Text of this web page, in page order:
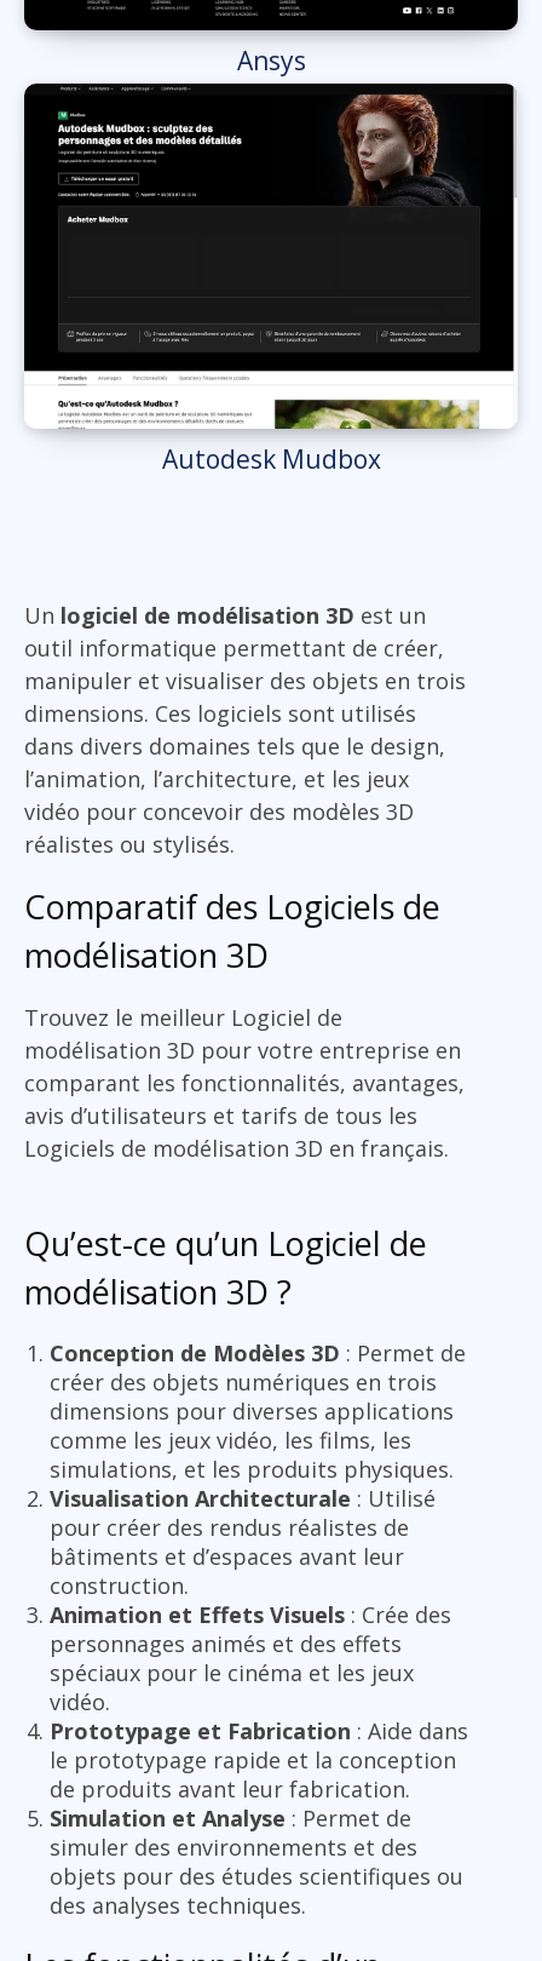
Ansys
Autodesk Mudbox
Un logiciel de modélisation 3D est un
outil informatique permettant de créer,
manipuler et visualiser des objets en trois
dimensions. Ces logiciels sont utilisés
dans divers domaines tels que le design,
l’animation, l’architecture, et les jeux
vidéo pour concevoir des modèles 3D
réalistes ou stylisés.
Comparatif des Logiciels de
modélisation 3D
Trouvez le meilleur Logiciel de
modélisation 3D pour votre entreprise en
comparant les fonctionnalités, avantages,
avis d’utilisateurs et tarifs de tous les
Logiciels de modélisation 3D en français.
Qu’est-ce qu’un Logiciel de
modélisation 3D ?
Conception de Modèles 3D : Permet de
créer des objets numériques en trois
dimensions pour diverses applications
comme les jeux vidéo, les films, les
simulations, et les produits physiques.
Visualisation Architecturale : Utilisé
pour créer des rendus réalistes de
bâtiments et d’espaces avant leur
construction.
Animation et Effets Visuels : Crée des
personnages animés et des effets
spéciaux pour le cinéma et les jeux
vidéo.
Prototypage et Fabrication : Aide dans
le prototypage rapide et la conception
de produits avant leur fabrication.
Simulation et Analyse : Permet de
simuler des environnements et des
objets pour des études scientifiques ou
des analyses techniques.